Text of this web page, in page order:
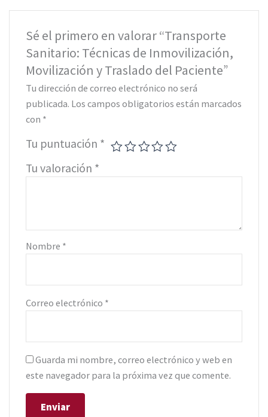
Sé el primero en valorar “Transporte
Sanitario: Técnicas de Inmovilización,
Movilización y Traslado del Paciente”
Tu dirección de correo electrónico no será
publicada. Los campos obligatorios están marcados
con *
Tu puntuación *
Tu valoración *
Nombre *
Correo electrónico *
Guarda mi nombre, correo electrónico y web en
este navegador para la próxima vez que comente.